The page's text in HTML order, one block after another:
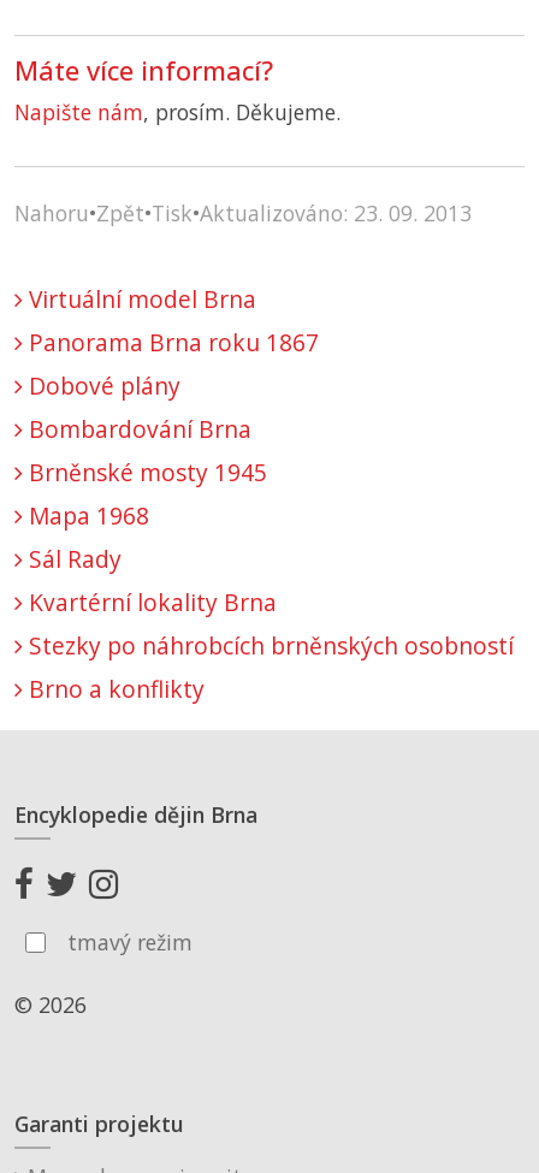
Máte více informací?
Napište nám, prosím. Děkujeme.
Nahoru•Zpět•Tisk•Aktualizováno: 23. 09. 2013
Virtuální model Brna
Panorama Brna roku 1867
Dobové plány
Bombardování Brna
Brněnské mosty 1945
Mapa 1968
Sál Rady
Kvartérní lokality Brna
Stezky po náhrobcích brněnských osobností
Brno a konflikty
Encyklopedie dějin Brna
tmavý režim
© 2026
Garanti projektu